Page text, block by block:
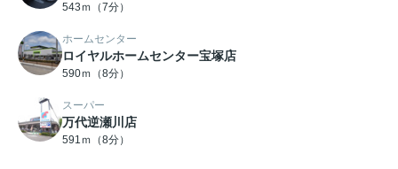
543ｍ（7分）
ホームセンター
ロイヤルホームセンター宝塚店
590ｍ（8分）
スーパー
万代逆瀬川店
591ｍ（8分）